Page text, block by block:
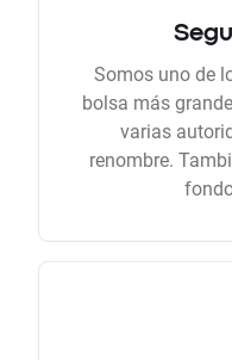
Somos uno de
bolsa más
varias
renombre.